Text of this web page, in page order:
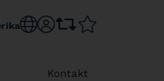
Sprache wechseln
sr.accountVergleichsliste
Kontakt